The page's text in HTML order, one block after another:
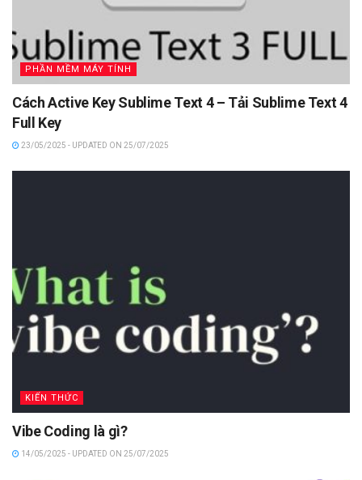
PHẦN MỀM MÁY TÍNH
Cách Active Key Sublime Text 4 – Tải Sublime Text 4
Full Key
23/05/2025 - UPDATED ON 25/07/2025
KIẾN THỨC
Vibe Coding là gì?
14/05/2025 - UPDATED ON 25/07/2025